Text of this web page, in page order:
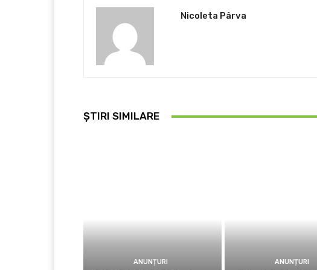
Nicoleta Pârva
ȘTIRI SIMILARE
ANUNȚURI ANUNȚURI